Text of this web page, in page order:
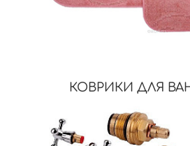
КОВРИКИ ДЛЯ